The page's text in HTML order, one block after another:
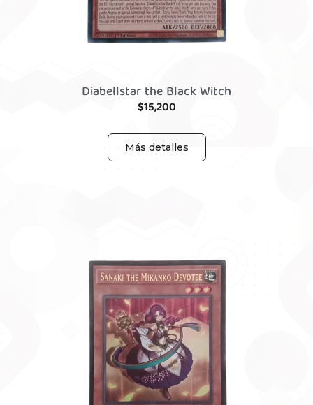
Diabellstar the Black Witch
$15,200
Más detalles